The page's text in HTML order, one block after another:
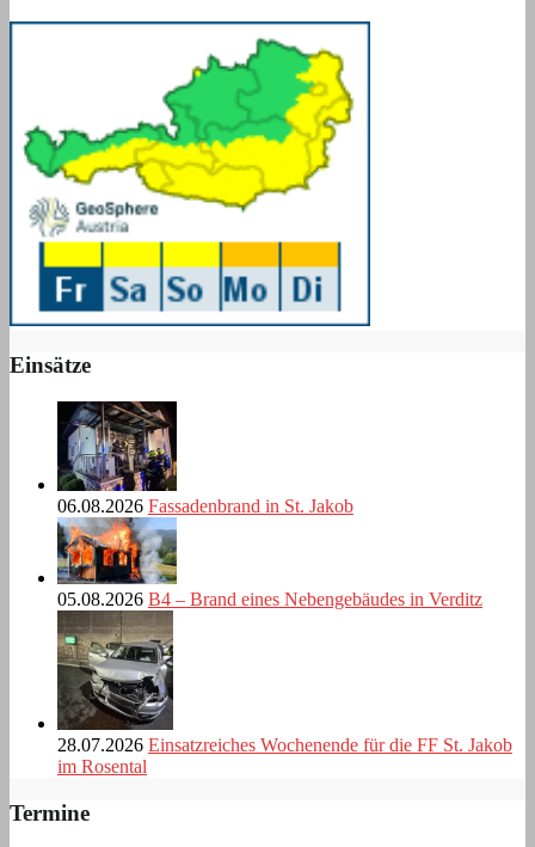
Einsätze
06.08.2026 Fassadenbrand in St. Jakob
05.08.2026 B4 – Brand eines Nebengebäudes in Verditz
28.07.2026 Einsatzreiches Wochenende für die FF St. Jakob
im Rosental
Termine